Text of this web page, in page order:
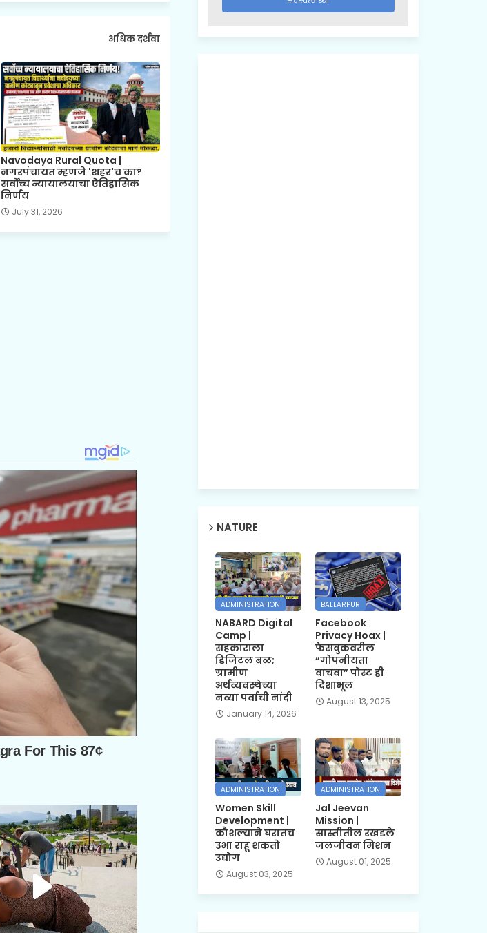
अधिक दर्शवा
Navodaya Rural Quota |
नगरपंचायत म्हणजे 'शहर'च का?
सर्वोच्च न्यायालयाचा ऐतिहासिक
निर्णय
July 31, 2026
NATURE
ADMINISTRATION
NABARD Digital
Camp |
सहकाराला
डिजिटल बळ;
ग्रामीण
अर्थव्यवस्थेच्या
नव्या पर्वाची नांदी
January 14, 2026
BALLARPUR
Facebook
Privacy Hoax |
फेसबुकवरील
“गोपनीयता
वाचवा” पोस्ट ही
दिशाभूल
August 13, 2025
ADMINISTRATION
Women Skill
Development |
कौशल्याने घरातच
उभा राहू शकतो
उद्योग
August 03, 2025
ADMINISTRATION
Jal Jeevan
Mission |
सास्तीतील रखडले
जलजीवन मिशन
August 01, 2025